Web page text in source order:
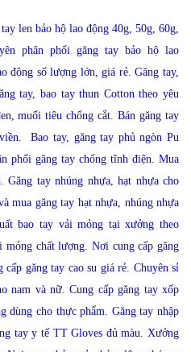
len bảo hộ lao động 40g, 50g, 60g,
phân phối găng tay bảo hộ lao
động số lượng lớn, giá rẻ.Găng tay,
tay, bao tay thun Cotton theo yêu
muối tiêu chống cắt. Bán găng tay
Bao tay, găng tay phủ ngòn Pu
phối găng tay chống tĩnh điện.Mua
Găng tay nhúng nhựa, hạt nhựa cho
mua găng tay hạt nhựa, nhúng nhựa
bao tay vải mỏng tại xưởng theo
mỏng chất lượng. Nơi cung cấp găng
cấp găng tay cao su giá rẻ. Chuyên sỉ
nam và nữ.Cung cấp găng tay xốp
dùng cho thực phẩm. Găng tay nhập
tay y tế TT Gloves đủ màu. Xưởng